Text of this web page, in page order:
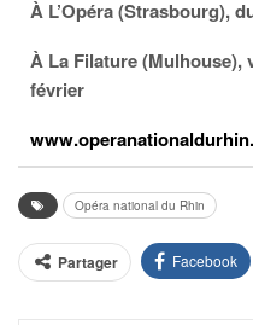
À L’Opéra (Strasbourg),
À La Filature (Mulhouse),
février
Opéra national du Rhin
Partager Facebook